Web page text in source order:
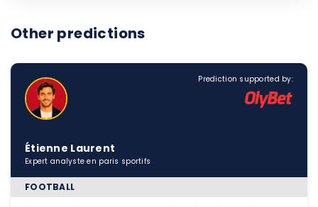
Other predictions
Prediction supported by:
Étienne Laurent
Expert analyste en paris sportifs
FOOTBALL